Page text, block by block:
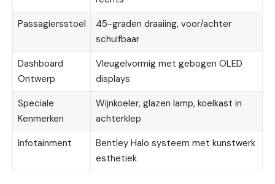
Passagiersstoel
45-graden draaiing, voor/achter
schuifbaar
Dashboard
Ontwerp
Vleugelvormig met gebogen OLED
displays
Speciale
Kenmerken
Wijnkoeler, glazen lamp, koelkast in
achterklep
Infotainment
Bentley Halo systeem met kunstwerk
esthetiek